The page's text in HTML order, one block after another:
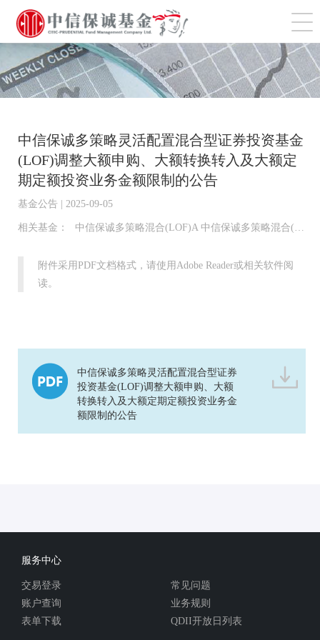
切
中信保诚多策略灵活配置混合型证券投资基金
(LOF)调整大额申购、大额转换转入及大额定
期定额投资业务金额限制的公告
基金公告 | 2025-09-05
相关基金： 中信保诚多策略混合(LOF)A 中信保诚多策略混合(LOF)C
附件采用PDF文档格式，请使用Adobe Reader或相关软件阅
读。
中信保诚多策略灵活配置混合型证券
投资基金(LOF)调整大额申购、大额
转换转入及大额定期定额投资业务金
额限制的公告
服务中心
交易登录
账户查询
表单下载
常见问题
业务规则
QDII开放日列表